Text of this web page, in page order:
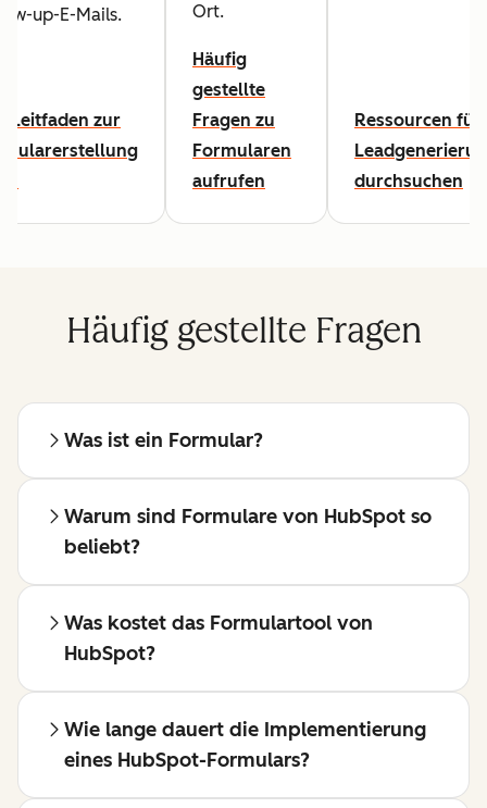
up-E-Mails.
Leitfaden zur
Ort.
Häufig
gestellte
Fragen zu
Formularen
aufrufen
Ressourcen für
durchsuchen
Häufig gestellte Fragen
Was ist ein Formular?
Warum sind Formulare von HubSpot so
beliebt?
Was kostet das Formulartool von
HubSpot?
Wie lange dauert die Implementierung
eines HubSpot-Formulars?